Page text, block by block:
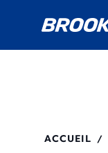
ACCUEIL /